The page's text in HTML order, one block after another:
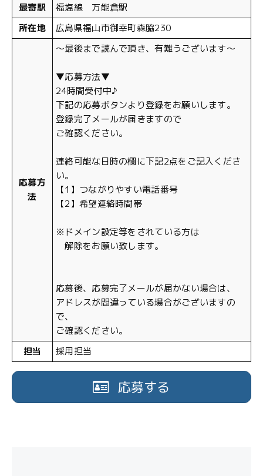
最寄駅
福塩線 万能倉駅
所在地
広島県福山市御幸町森脇230
応募方
法
〜最後まで読んで頂き、有難うございます〜
▼応募方法▼
24時間受付中♪
下記の応募ボタンより登録をお願いします。
登録完了メールが届きますので
ご確認ください。
連絡可能な日時の欄に下記2点をご記入くださ
い。
【1】つながりやすい電話番号
【2】希望連絡時間帯
※ドメイン設定等をされている方は
解除をお願い致します。
応募後、応募完了メールが届かない場合は、
アドレスが間違っている場合がございますの
で、
ご確認ください。
担当
採用担当
応募する